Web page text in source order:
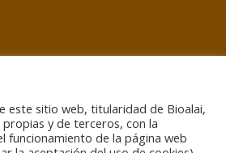
interés
Lunes a viernes de 09:00 h a
este sitio web, titularidad de Bioalai,
y de terceros, con la
funcionamiento de la página web